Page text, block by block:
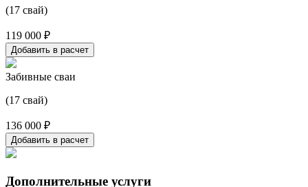
(17 свай)
119 000 ₽
Добавить в расчет
Забивные сваи
(17 свай)
136 000 ₽
Добавить в расчет
Дополнительные услуги